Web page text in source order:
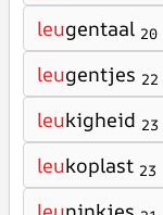
leugentaal 20
leugentjes 22
leukigheid 23
leukoplast 23